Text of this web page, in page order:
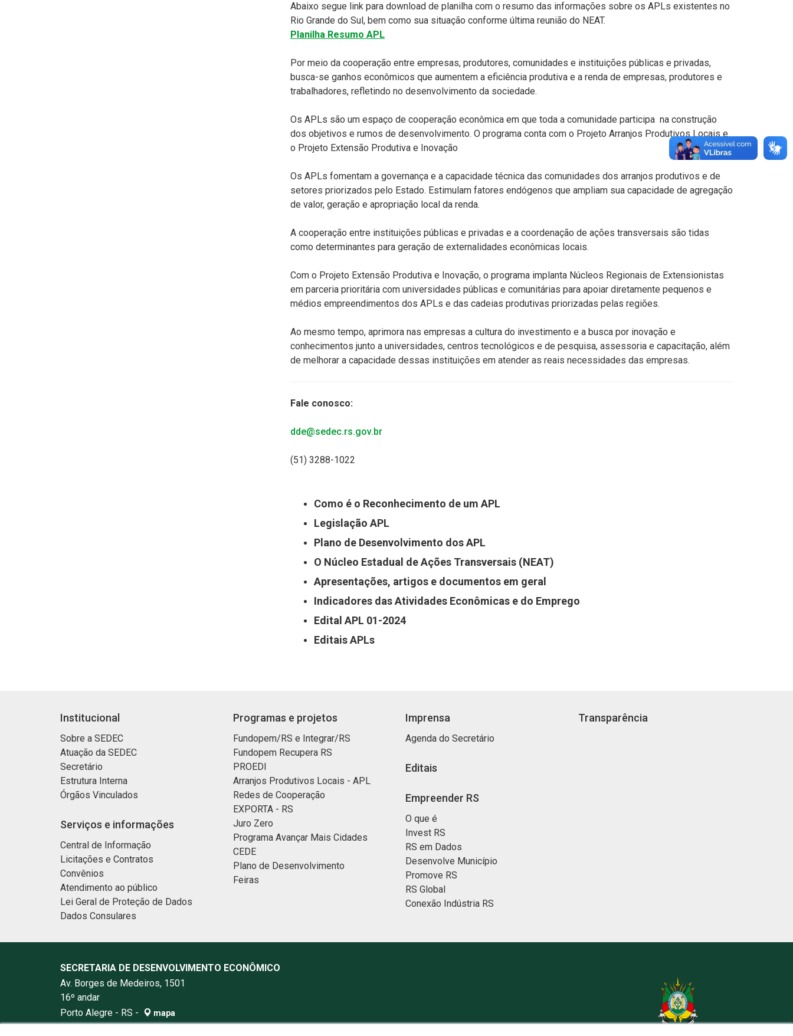
Abaixo segue link para download de planilha com o resumo das informações sobre os APLs existentes no
Rio Grande do Sul, bem como sua situação conforme última reunião do NEAT.
Planilha Resumo APL
Por meio da cooperação entre empresas, produtores, comunidades e instituições públicas e privadas,
busca-se ganhos econômicos que aumentem a eficiência produtiva e a renda de empresas, produtores e
trabalhadores, refletindo no desenvolvimento da sociedade.
Os APLs são um espaço de cooperação econômica em que toda a comunidade participa na construção
dos objetivos e rumos de desenvolvimento. O programa conta com o Projeto Arranjos Produtivos Locais e
o Projeto Extensão Produtiva e Inovação
Os APLs fomentam a governança e a capacidade técnica das comunidades dos arranjos produtivos e de
setores priorizados pelo Estado. Estimulam fatores endógenos que ampliam sua capacidade de agregação
de valor, geração e apropriação local da renda.
A cooperação entre instituições públicas e privadas e a coordenação de ações transversais são tidas
como determinantes para geração de externalidades econômicas locais.
Com o Projeto Extensão Produtiva e Inovação, o programa implanta Núcleos Regionais de Extensionistas
em parceria prioritária com universidades públicas e comunitárias para apoiar diretamente pequenos e
médios empreendimentos dos APLs e das cadeias produtivas priorizadas pelas regiões.
Ao mesmo tempo, aprimora nas empresas a cultura do investimento e a busca por inovação e
conhecimentos junto a universidades, centros tecnológicos e de pesquisa, assessoria e capacitação, além
de melhorar a capacidade dessas instituições em atender as reais necessidades das empresas.
Fale conosco:
dde@sedec.rs.gov.br
(51) 3288-1022
Como é o Reconhecimento de um APL
Legislação APL
Plano de Desenvolvimento dos APL
O Núcleo Estadual de Ações Transversais (NEAT)
Apresentações, artigos e documentos em geral
Indicadores das Atividades Econômicas e do Emprego
Edital APL 01-2024
Editais APLs
Institucional
Sobre a SEDEC
Atuação da SEDEC
Secretário
Estrutura Interna
Órgãos Vinculados
Serviços e informações
Central de Informação
Licitações e Contratos
Convênios
Atendimento ao público
Lei Geral de Proteção de Dados
Dados Consulares
Programas e projetos
Fundopem/RS e Integrar/RS
Fundopem Recupera RS
PROEDI
Arranjos Produtivos Locais - APL
Redes de Cooperação
EXPORTA - RS
Juro Zero
Programa Avançar Mais Cidades
CEDE
Plano de Desenvolvimento
Feiras
Imprensa
Agenda do Secretário
Editais
Empreender RS
O que é
Invest RS
RS em Dados
Desenvolve Município
Promove RS
RS Global
Conexão Indústria RS
Transparência
SECRETARIA DE DESENVOLVIMENTO ECONÔMICO
Av. Borges de Medeiros, 1501
16º andar
Porto Alegre - RS -
mapa
90119-900